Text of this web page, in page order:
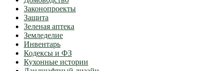
Законопроекты
Защита
Зеленая аптека
Земледелие
Инвентарь
Кодексы и ФЗ
Кухонные истории